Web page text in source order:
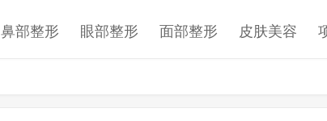
鼻部整形 眼部整形 面部整形 皮肤美容